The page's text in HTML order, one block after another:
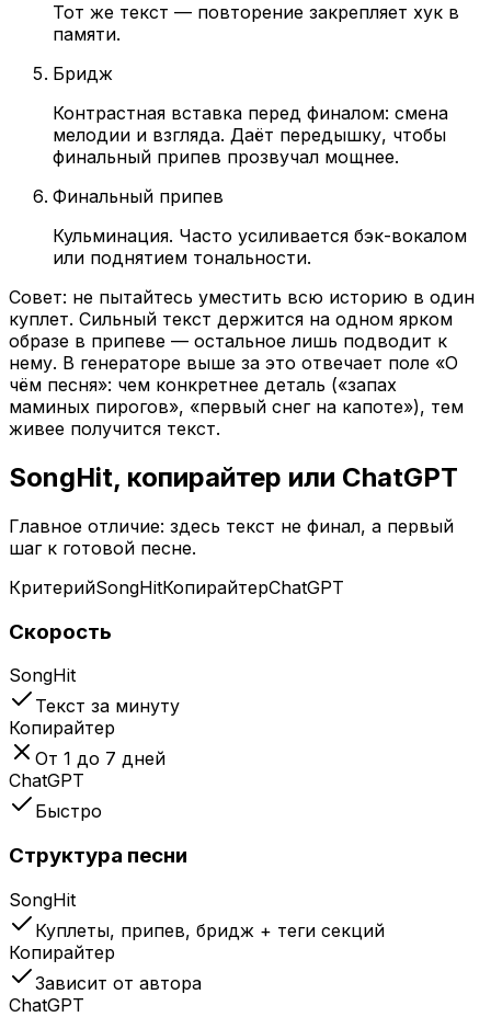
Тот же текст — повторение закрепляет хук в
памяти.
Бридж
Контрастная вставка перед финалом: смена
мелодии и взгляда. Даёт передышку, чтобы
финальный припев прозвучал мощнее.
Финальный припев
Кульминация. Часто усиливается бэк-вокалом
или поднятием тональности.
Совет: не пытайтесь уместить всю историю в один
куплет. Сильный текст держится на одном ярком
образе в припеве — остальное лишь подводит к
нему. В генераторе выше за это отвечает поле «О
чём песня»: чем конкретнее деталь («запах
маминых пирогов», «первый снег на капоте»), тем
живее получится текст.
SongHit, копирайтер или ChatGPT
Главное отличие: здесь текст не финал, а первый
шаг к готовой песне.
КритерийSongHitКопирайтерChatGPT
Скорость
SongHit
Текст за минуту
Копирайтер
От 1 до 7 дней
ChatGPT
Быстро
Структура песни
SongHit
Куплеты, припев, бридж + теги секций
Копирайтер
Зависит от автора
ChatGPT